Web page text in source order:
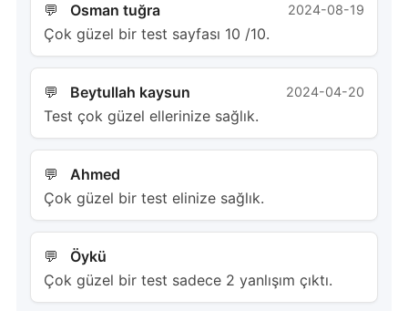
Osman tuğra 2024-08-19
Çok güzel bir test sayfası 10 /10.
Beytullah kaysun 2024-04-20
Test çok güzel ellerinize sağlık.
Ahmed
Çok güzel bir test elinize sağlık.
Öykü
Çok güzel bir test sadece 2 yanlışım çıktı.